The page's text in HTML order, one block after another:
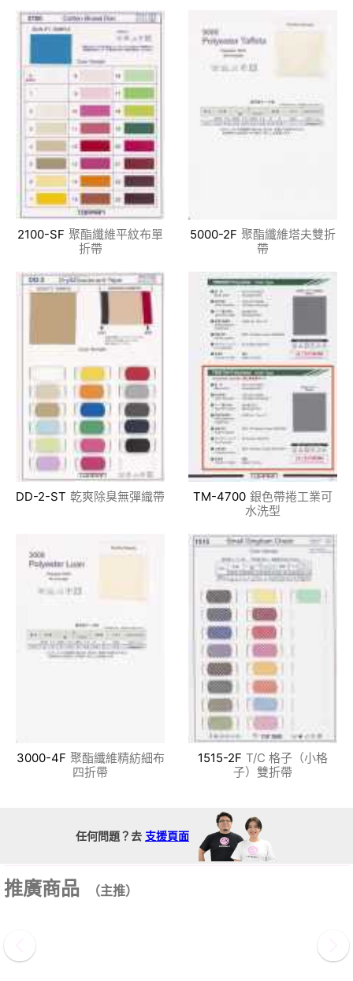
2100-SF 聚酯纖維平紋布單
折帶
5000-2F 聚酯纖維塔夫雙折
帶
DD-2-ST 乾爽除臭無彈織帶 TM-4700 銀色帶捲工業可
水洗型
3000-4F 聚酯纖維精紡細布
四折帶
1515-2F T/C 格子（小格
子）雙折帶
任何問題？去 支援頁面
推廣商品 （主推）